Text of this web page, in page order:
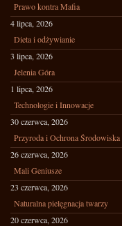
Prawo kontra Mafia
4 lipca, 2026
Dieta i odżywianie
3 lipca, 2026
Jelenia Góra
1 lipca, 2026
Technologie i Innowacje
30 czerwca, 2026
Przyroda i Ochrona Środowiska
26 czerwca, 2026
Mali Geniusze
23 czerwca, 2026
Naturalna pielęgnacja twarzy
20 czerwca, 2026